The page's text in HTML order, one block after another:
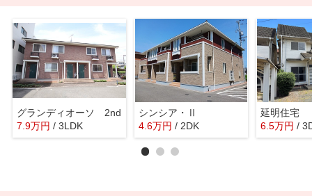
グランディオーソ 2nd
7.9万円 / 3LDK
シンシア・Ⅱ
4.6万円 / 2DK
延明住宅
6.5万円 /